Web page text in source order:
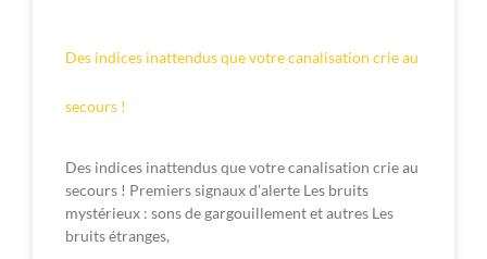
Des indices inattendus que votre canalisation crie au
secours !
Des indices inattendus que votre canalisation crie au
secours ! Premiers signaux d’alerte Les bruits
mystérieux : sons de gargouillement et autres Les
bruits étranges,